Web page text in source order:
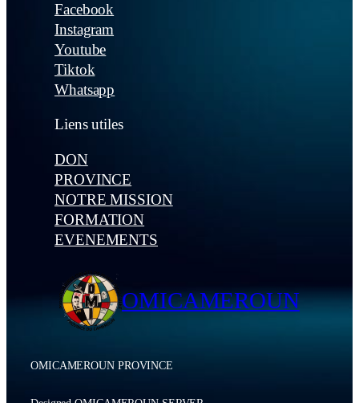
Facebook
Instagram
Youtube
Tiktok
Whatsapp
Liens utiles
DON
PROVINCE
NOTRE MISSION
FORMATION
EVENEMENTS
OMICAMEROUN
OMICAMEROUN PROVINCE